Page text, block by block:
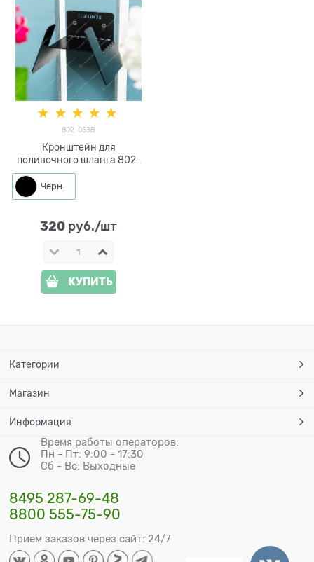
802-053B
Кронштейн для
поливочного шланга 802-
053 металл
Черный
320 руб./шт
КУПИТЬ
Категории
Магазин
Информация
Время работы операторов:
Пн - Пт: 9:00 - 17:30
Сб - Вс: Выходные
8495 287-69-48
8800 555-75-90
Прием заказов через сайт: 24/7